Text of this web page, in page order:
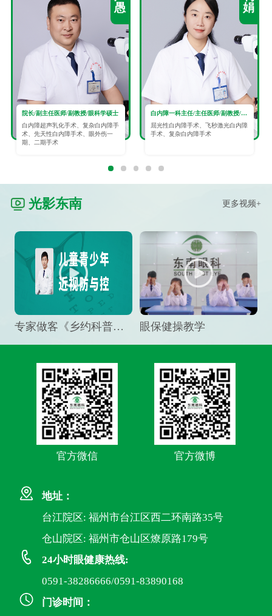
愚
院长/副主任医师/副教授/眼科学硕士
白内障超声乳化手术、复杂白内障手
术、先天性白内障手术、眼外伤一
期、二期手术
娟
白内障一科主任/主任医师/副教授/眼科学硕士
屈光性白内障手术、飞秒激光白内障
手术、复杂白内障手术
光影东南 更多视频+
专家做客《乡约科普》栏目，预防孩子近视竟然这么“简单” 眼保健操教学
官方微信 官方微博
地址：
台江院区: 福州市台江区西二环南路35号
仓山院区: 福州市仓山区燎原路179号
24小时眼健康热线:
0591-38286666/0591-83890168
门诊时间：